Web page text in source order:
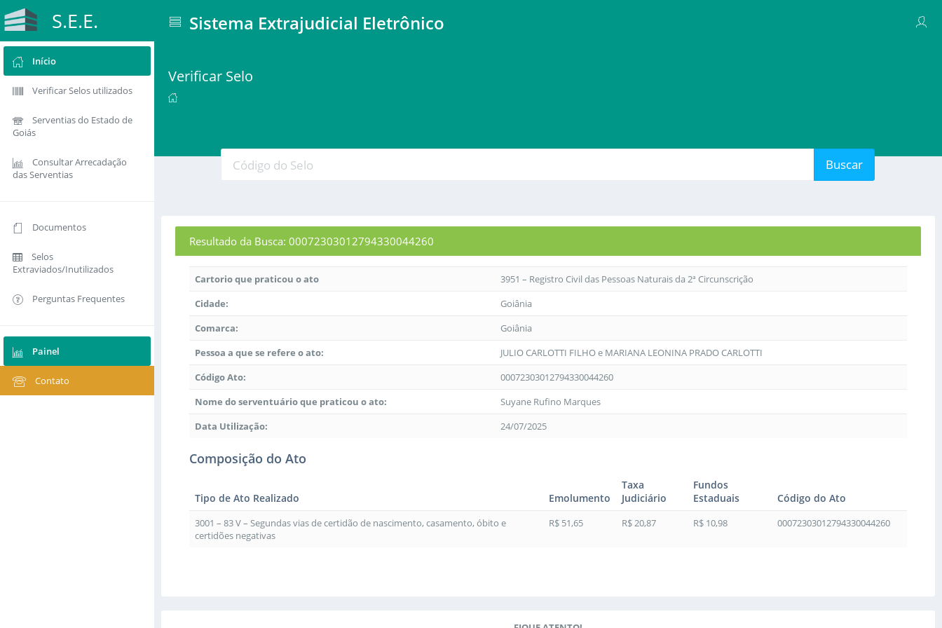
S.E.E. Sistema Extrajudicial Eletrônico
Verificar Selo
Buscar
Resultado da Busca: 00072303012794330044260
Cartorio que praticou o ato
3951 – Registro Civil das Pessoas Naturais da 2ª Circunscrição
Cidade:
Goiânia
Comarca:
Goiânia
Pessoa a que se refere o ato:
JULIO CARLOTTI FILHO e MARIANA LEONINA PRADO CARLOTTI
Código Ato:
00072303012794330044260
Nome do serventuário que praticou o ato:
Suyane Rufino Marques
Data Utilização:
24/07/2025
Composição do Ato
Tipo de Ato Realizado Emolumento
Taxa
Judiciário
Fundos
Estaduais
Código do Ato
3001 – 83 V – Segundas vias de certidão de nascimento, casamento, óbito e
certidões negativas
R$ 51,65 R$ 20,87 R$ 10,98 00072303012794330044260
Início
Verificar Selos utilizados
Serventias do Estado de
Goiás
Consultar Arrecadação
das Serventias
Documentos
Selos
Extraviados/Inutilizados
Perguntas Frequentes
Painel
Contato